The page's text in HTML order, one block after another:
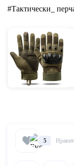
#Тактически_
5